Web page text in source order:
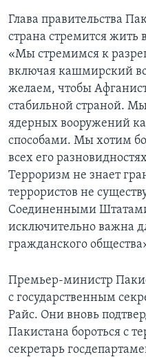
Глава правительства
страна стремится жить
«Мы стремимся к
включая кашмирский
желаем, чтобы
стабильной страной.
ядерных вооружений
способами. Мы хотим
всех его
Терроризм не знает
террористов не
Соединенными
исключительно важна
гражданского
Премьер-министр
с государственным
Райс. Они вновь
Пакистана бороться с
секретарь